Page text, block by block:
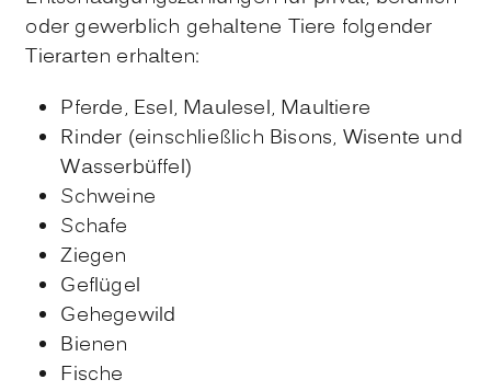
oder gewerblich gehaltene Tiere folgender
Tierarten erhalten:
Pferde, Esel, Maulesel, Maultiere
Rinder (einschließlich Bisons, Wisente und
Wasserbüffel)
Schweine
Schafe
Ziegen
Geflügel
Gehegewild
Bienen
Fische